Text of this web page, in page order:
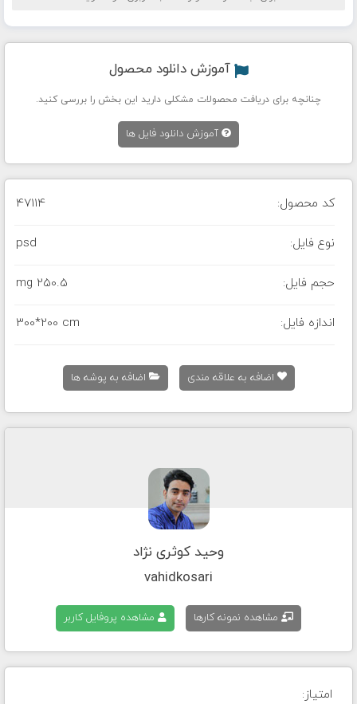
آموزش دانلود محصول
چنانچه برای دریافت محصولات مشکلی دارید این بخش را بررسی کنید.
آموزش دانلود فایل ها
کد محصول: 47114
نوع فایل: psd
حجم فایل: 250.5 mg
اندازه فایل: 300*200 cm
اضافه به علاقه مندی اضافه به پوشه ها
وحید کوثری نژاد
vahidkosari
مشاهده نمونه کارها مشاهده پروفایل کاربر
امتیاز: